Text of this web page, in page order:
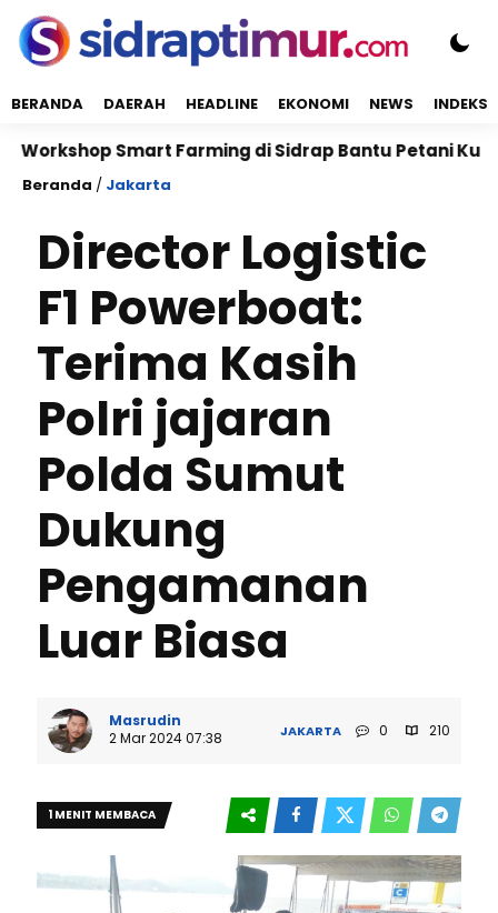
BERANDA DAERAH HEADLINE EKONOMI NEWS INDEKS
Smart Farming di Sidrap Bantu Petani Kuasai
Beranda / Jakarta
Director Logistic
F1 Powerboat:
Terima Kasih
Polri jajaran
Polda Sumut
Dukung
Pengamanan
Luar Biasa
Masrudin
2 Mar 2024 07:38
JAKARTA 0 210
1 MENIT MEMBACA